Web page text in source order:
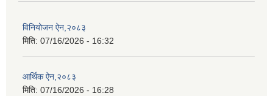
विनियोजन ऐन,२०८३
मिति: 07/16/2026 - 16:32
आर्थिक ऐन,२०८३
मिति: 07/16/2026 - 16:28